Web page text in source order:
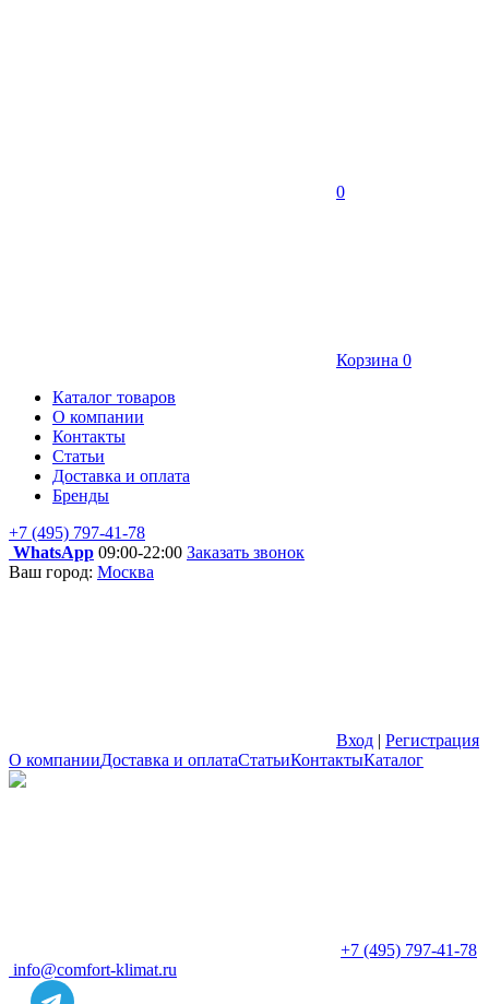
0
Корзина 0
Каталог товаров
О компании
Контакты
Статьи
Доставка и оплата
Бренды
+7 (495) 797-41-78
WhatsApp 09:00-22:00 Заказать звонок
Ваш город: Москва
Вход | Регистрация
О компанииДоставка и оплатаСтатьиКонтактыКаталог
+7 (495) 797-41-78
info@comfort-klimat.ru